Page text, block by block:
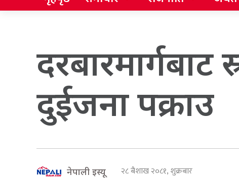
दुईजना पक्राउ
नेपाली इस्यू २८ बैशाख २०८१, शुक्रबार